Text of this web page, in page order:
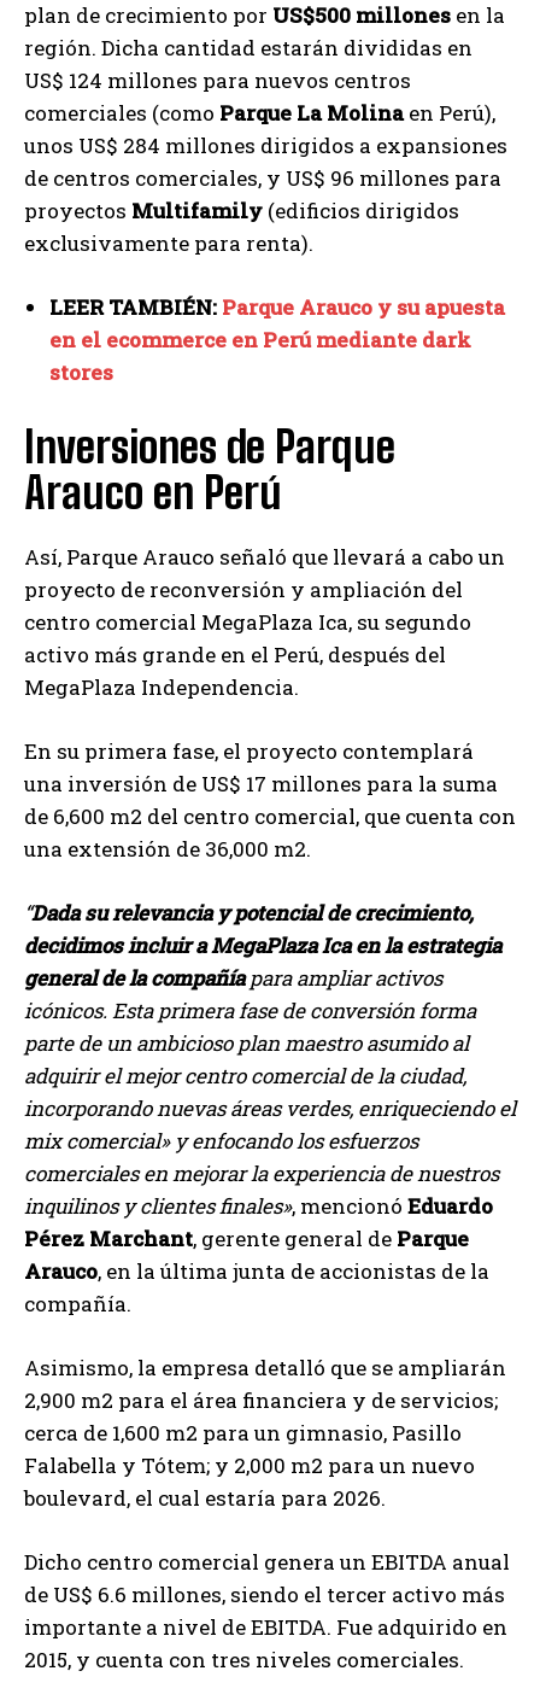
plan de crecimiento por US$500 millones en la
región. Dicha cantidad estarán divididas en
US$ 124 millones para nuevos centros
comerciales (como Parque La Molinaen Perú),
unos US$ 284 millones dirigidos a expansiones
de centros comerciales, y US$ 96 millones para
proyectos Multifamily (edificios dirigidos
exclusivamente para renta).
LEER TAMBIÉN: Parque Arauco y su apuesta
en el ecommerce en Perú mediante dark
stores
Inversiones de Parque
Arauco en Perú
Así, Parque Arauco señaló que llevará a cabo un
proyecto de reconversión y ampliación del
centro comercial MegaPlaza Ica, su segundo
activo más grande en el Perú, después del
MegaPlaza Independencia.
En su primera fase, el proyecto contemplará
una inversión de US$ 17 millones para la suma
de 6,600 m2 del centro comercial, que cuenta con
una extensión de 36,000 m2.
“Dada su relevancia y potencial de crecimiento,
decidimos incluir a MegaPlaza Ica en la estrategia
general de la compañíapara ampliar activos
icónicos. Esta primera fase de conversión forma
parte de un ambicioso plan maestro asumido al
adquirir el mejor centro comercial de la ciudad,
incorporando nuevas áreas verdes, enriqueciendo el
mix comercial» y enfocando los esfuerzos
comerciales en mejorar la experiencia de nuestros
inquilinos y clientes finales», mencionó Eduardo
Pérez Marchant, gerente general de Parque
Arauco, en la última junta de accionistas de la
compañía.
Asimismo, la empresa detalló que se ampliarán
2,900 m2 para el área financiera y de servicios;
cerca de 1,600 m2 para un gimnasio, Pasillo
Falabella y Tótem; y 2,000 m2 para un nuevo
boulevard, el cual estaría para 2026.
Dicho centro comercial genera un EBITDA anual
de US$ 6.6 millones, siendo el tercer activo más
importante a nivel de EBITDA. Fue adquirido en
2015, y cuenta con tres niveles comerciales.